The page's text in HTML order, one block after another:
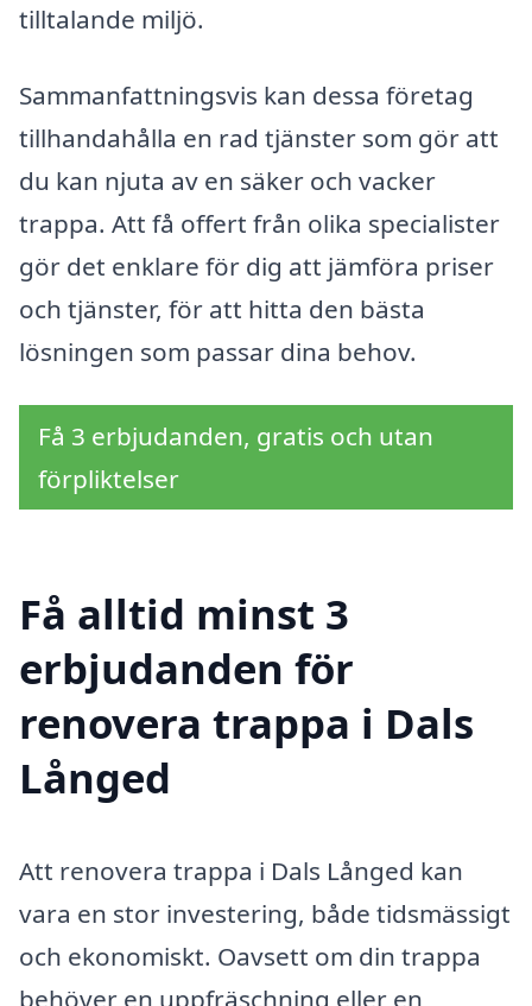
tilltalande miljö.
Sammanfattningsvis kan dessa företag
tillhandahålla en rad tjänster som gör att
du kan njuta av en säker och vacker
trappa. Att få offert från olika specialister
gör det enklare för dig att jämföra priser
och tjänster, för att hitta den bästa
lösningen som passar dina behov.
Få 3 erbjudanden, gratis och utan
förpliktelser
Få alltid minst 3
erbjudanden för
renovera trappa i Dals
Långed
Att renovera trappa i Dals Långed kan
vara en stor investering, både tidsmässigt
och ekonomiskt. Oavsett om din trappa
behöver en uppfräschning eller en